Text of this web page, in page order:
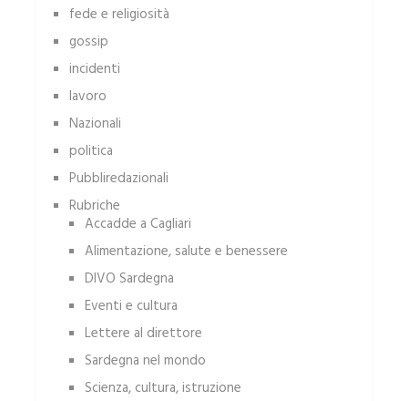
fede e religiosità
gossip
incidenti
lavoro
Nazionali
politica
Pubbliredazionali
Rubriche
Accadde a Cagliari
Alimentazione, salute e benessere
DIVO Sardegna
Eventi e cultura
Lettere al direttore
Sardegna nel mondo
Scienza, cultura, istruzione